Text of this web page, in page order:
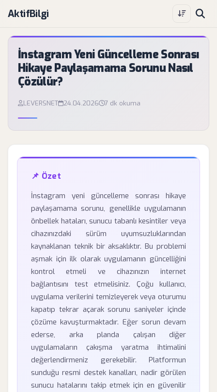
AktifBilgi
İnstagram Yeni Güncelleme Sonrası
Hikaye Paylaşamama Sorunu Nasıl
Çözülür?
LEVERSNET 24.04.2026 7 dk okuma
📌 Özet
İnstagram yeni güncelleme sonrası hikaye
paylaşamama sorunu, genellikle uygulamanın
önbellek hataları, sunucu tabanlı kesintiler veya
cihazınızdaki sürüm uyumsuzluklarından
kaynaklanan teknik bir aksaklıktır. Bu problemi
aşmak için ilk olarak uygulamanın güncelliğini
kontrol etmeli ve cihazınızın internet
bağlantısını test etmelisiniz. Çoğu kullanıcı,
uygulama verilerini temizleyerek veya oturumu
kapatıp tekrar açarak sorunu saniyeler içinde
çözüme kavuşturmaktadır. Eğer sorun devam
ederse, arka planda çalışan diğer
uygulamaların çakışma yaratma ihtimalini
değerlendirmeniz gerekebilir. Platformun
sunduğu resmi destek kanalları, nadir görülen
sunucu hatalarını takip etmek için en güvenilir